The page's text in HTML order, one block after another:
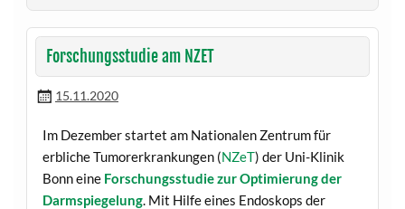
Forschungsstudie am NZET
15.11.2020
Im Dezember startet am Nationalen Zentrum für
erbliche Tumorerkrankungen (NZeT) der Uni-Klinik
Bonn eine Forschungsstudie zur Optimierung der
Darmspiegelung. Mit Hilfe eines Endoskops der